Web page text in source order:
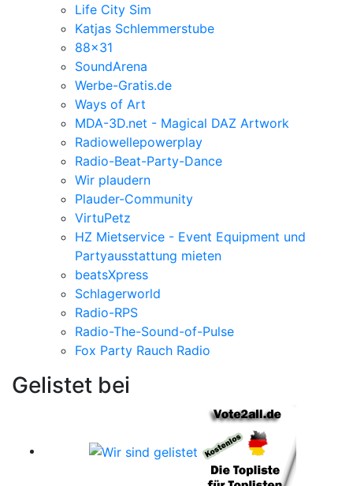
Life City Sim
Katjas Schlemmerstube
88x31
SoundArena
Werbe-Gratis.de
Ways of Art
MDA-3D.net - Magical DAZ Artwork
Radiowellepowerplay
Radio-Beat-Party-Dance
Wir plaudern
Plauder-Community
VirtuPetz
HZ Mietservice - Event Equipment und
Partyausstattung mieten
beatsXpress
Schlagerworld
Radio-RPS
Radio-The-Sound-of-Pulse
Fox Party Rauch Radio
Gelistet bei